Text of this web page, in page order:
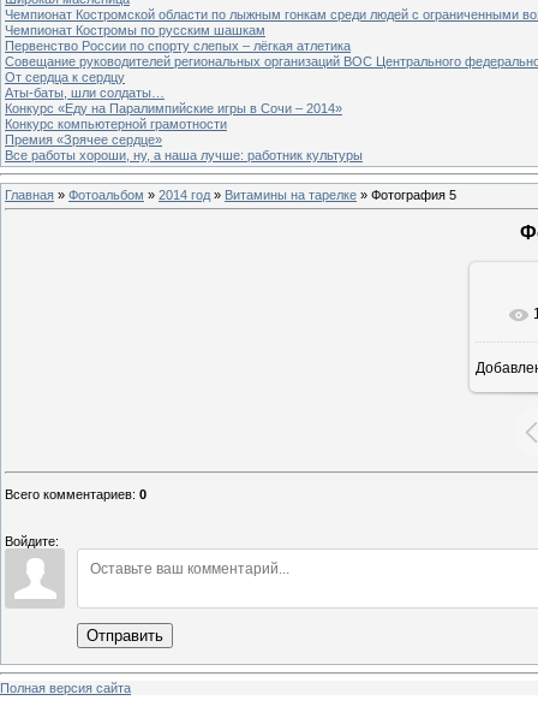
Чемпионат Костромской области по лыжным гонкам среди людей с ограниченными
Чемпионат Костромы по русским шашкам
Первенство России по спорту слепых – лёгкая атлетика
Совещание руководителей региональных организаций ВОС Центрального
От сердца к сердцу
Аты-баты, шли солдаты…
Конкурс «Еду на Паралимпийские игры в Сочи – 2014»
Конкурс компьютерной грамотности
Премия «Зрячее сердце»
Все работы хороши, ну, а наша лучше: работник культуры
Главная » Фотоальбом » 2014 год » Витамины на тарелке » Фотография 5
Всего комментариев: 0
Войдите:
Отправить
Полная версия сайта